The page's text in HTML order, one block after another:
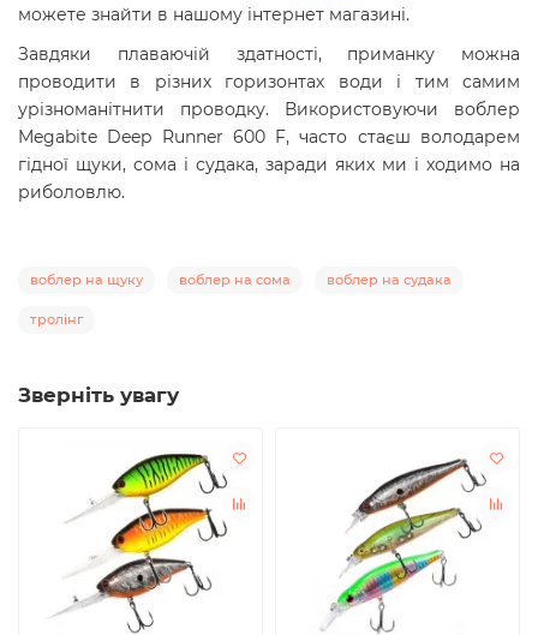
можете знайти в нашому інтернет магазині.
Завдяки плаваючій здатності, приманку можна
проводити в різних горизонтах води і тим самим
урізноманітнити проводку. Використовуючи воблер
Megabite Deep Runner 600 F, часто стаєш володарем
гідної щуки, сома і судака, заради яких ми і ходимо на
риболовлю.
воблер на щуку воблер на сома воблер на судака
тролінг
Зверніть увагу